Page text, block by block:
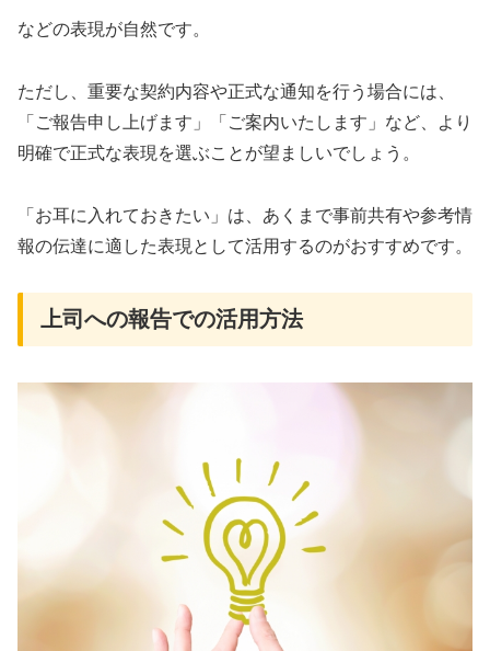
などの表現が自然です。
ただし、重要な契約内容や正式な通知を行う場合には、
「ご報告申し上げます」「ご案内いたします」など、より
明確で正式な表現を選ぶことが望ましいでしょう。
「お耳に入れておきたい」は、あくまで事前共有や参考情
報の伝達に適した表現として活用するのがおすすめです。
上司への報告での活用方法